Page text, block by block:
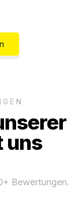
uns
Bewertungen.